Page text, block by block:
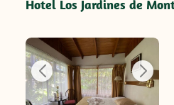
Hotel Los Jardines de